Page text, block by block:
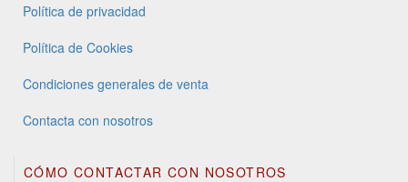
Política de privacidad
Política de Cookies
Condiciones generales de venta
Contacta con nosotros
CÓMO CONTACTAR CON NOSOTROS